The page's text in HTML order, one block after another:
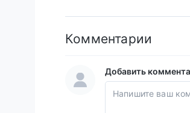
Комментарии
Добавить